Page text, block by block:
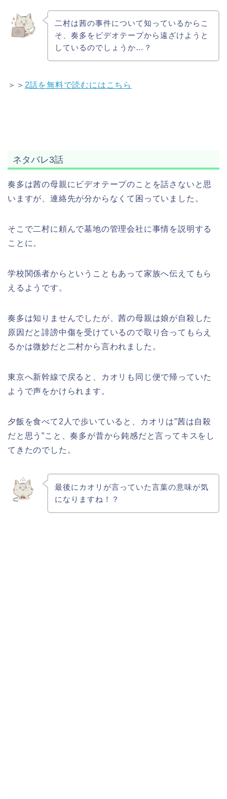
二村は茜の事件について知っているからこ
そ、奏多をビデオテープから遠ざけようと
しているのでしょうか…？
＞＞ 2話を無料で読むにはこちら
ネタバレ3話
奏多は茜の母親にビデオテープのことを話さないと思
いますが、連絡先が分からなくて困っていました。
そこで二村に頼んで墓地の管理会社に事情を説明する
ことに。
学校関係者からということもあって家族へ伝えてもら
えるようです。
奏多は知りませんでしたが、茜の母親は娘が自殺した
原因だと誹謗中傷を受けているので取り合ってもらえ
るかは微妙だと二村から言われました。
東京へ新幹線で戻ると、カオリも同じ便で帰っていた
ようで声をかけられます。
夕飯を食べて2人で歩いていると、カオリは”茜は自殺
だと思う”こと、奏多が昔から鈍感だと言ってキスをし
てきたのでした。
最後にカオリが言っていた言葉の意味が気
になりますね！？